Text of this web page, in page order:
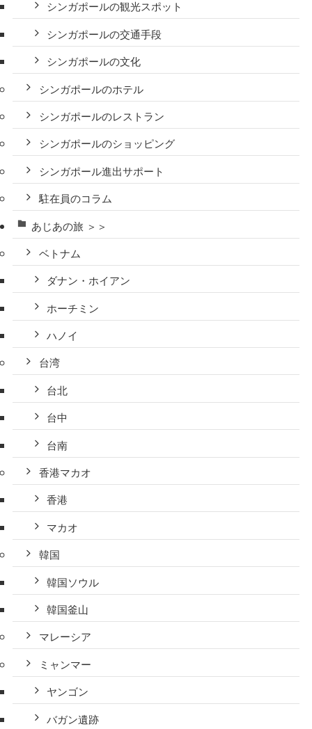
シンガポールの観光スポット
シンガポールの交通手段
シンガポールの文化
シンガポールのホテル
シンガポールのレストラン
シンガポールのショッピング
シンガポール進出サポート
駐在員のコラム
あじあの旅 ＞＞
ベトナム
ダナン・ホイアン
ホーチミン
ハノイ
台湾
台北
台中
台南
香港マカオ
香港
マカオ
韓国
韓国ソウル
韓国釜山
マレーシア
ミャンマー
ヤンゴン
バガン遺跡